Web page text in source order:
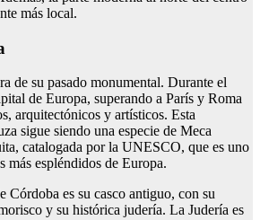
más local.
de su pasado monumental. Durante el
de Europa, superando a París y Roma
arquitectónicos y artísticos. Esta
sigue siendo una especie de Meca
catalogada por la UNESCO, que es uno
más espléndidos de Europa.
Córdoba es su casco antiguo, con su
y su histórica judería. La Judería es